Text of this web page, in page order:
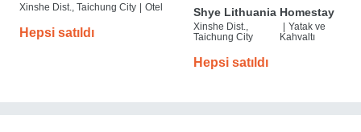
Xinshe Dist., Taichung City | Otel
Hepsi satıldı
Shye Lithuania Homestay
Xinshe Dist.,
Taichung City
| Yatak ve
Kahvaltı
Hepsi satıldı